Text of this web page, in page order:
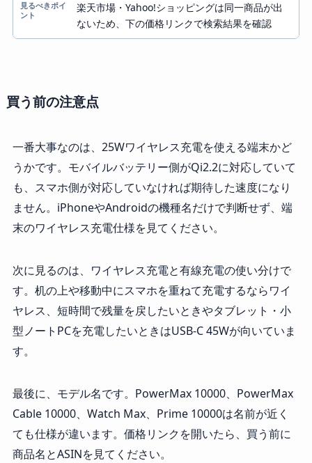
楽天市場・Yahoo!ショッピングは同一商品が出
ないため、下の価格リンクで検索結果を確認
買う前の注意点
一番大事なのは、25Wワイヤレス充電を使える端末かど
うかです。モバイルバッテリー側がQi2.2に対応していて
も、スマホ側が対応していなければ期待した速度になり
ません。iPhoneやAndroidの機種名だけで判断せず、端
末のワイヤレス充電仕様を見てください。
次に見るのは、ワイヤレス充電と有線充電の使い分けで
す。机の上や移動中にスマホを重ねて充電するならワイ
ヤレス、短時間で残量を戻したいときやタブレット・小
型ノートPCを充電したいときはUSB-C 45Wが向いていま
す。
最後に、モデル名です。PowerMax 10000、PowerMax
Cable 10000、Watch Max、Prime 10000は名前が近く
ても仕様が違います。価格リンクを開いたら、買う前に
商品名とASINを見てください。